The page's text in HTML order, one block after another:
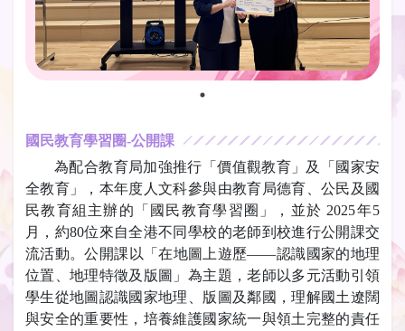
國民教育學習圈-公開課
為配合教育局加強推行「價值觀教育」及「國家安
全教育」，本年度人文科參與由教育局德育、公民及國
民教育組主辦的「國民教育學習圈」，並於 2025年5
月，約80位來自全港不同學校的老師到校進行公開課交
流活動。公開課以「在地圖上遊歷——認識國家的地理
位置、地理特徵及版圖」為主題，老師以多元活動引領
學生從地圖認識國家地理、版圖及鄰國，理解國土遼闊
與安全的重要性，培養維護國家統一與領土完整的責任